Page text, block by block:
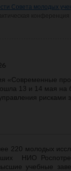
Совета молодых
«Современные
13 и 14 мая
рисками
220 молодых
НИО
учебные